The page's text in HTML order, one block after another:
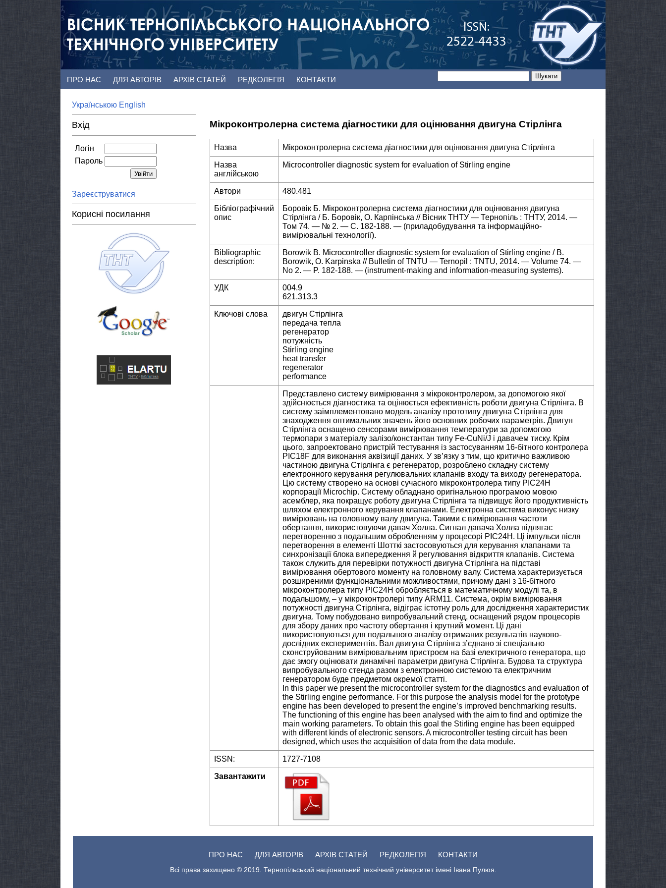
ПРО НАС ДЛЯ АВТОРІВ АРХІВ СТАТЕЙ РЕДКОЛЕГІЯ КОНТАКТИ
Українською English
Вхід
Логін
Пароль
Зареєструватися
Корисні посилання
Мікроконтролерна система діагностики для оцінювання двигуна Стірлінга
Назва Мікроконтролерна система діагностики для оцінювання двигуна Стірлінга
Назва
англійською
Microcontroller diagnostic system for evaluation of Stirling engine
Автори 480.481
Бібліографічний
опис
Боровік Б. Мікроконтролерна система діагностики для оцінювання двигуна
Стірлінга / Б. Боровік, О. Карпінська // Вісник ТНТУ — Тернопіль : ТНТУ, 2014. —
Том 74. — № 2. — С. 182-188. — (приладобудування та інформаційно-
вимірювальні технології).
Bibliographic
description:
Borowik B. Microcontroller diagnostic system for evaluation of Stirling engine / B.
Borowik, O. Karpinska // Bulletin of TNTU — Ternopil : TNTU, 2014. — Volume 74. —
No 2. — P. 182-188. — (instrument-making and information-measuring systems).
УДК
004.9
621.313.3
Ключові слова
двигун Стірлінга
передача тепла
регенератор
потужність
Stirling engine
heat transfer
regenerator
performance
Представлено систему вимірювання з мікроконтролером, за допомогою якої
здійснюється діагностика та оцінюється ефективність роботи двигуна Стірлінга. В
систему заімплементовано модель аналізу прототипу двигуна Стірлінга для
знаходження оптимальних значень його основних робочих параметрів. Двигун
Стірлінга оснащено сенсорами вимірювання температури за допомогою
термопари з матеріалу залізо/константан типу Fe-CuNi/J і давачем тиску. Крім
цього, запроектовано пристрій тестування із застосуванням 16-бітного контролера
PIC18F для виконання аквізиції даних. У зв’язку з тим, що критично важливою
частиною двигуна Стірлінга є регенератор, розроблено складну систему
електронного керування регулювальних клапанів входу та виходу регенератора.
Цю систему створено на основі сучасного мікроконтролера типу PIC24H
корпорації Microchip. Систему обладнано оригінальною програмою мовою
асемблер, яка покращує роботу двигуна Стірлінга та підвищує його продуктивність
шляхом електронного керування клапанами. Електронна система виконує низку
вимірювань на головному валу двигуна. Такими є вимірювання частоти
обертання, використовуючи давач Холла. Сигнал давача Холла підлягає
перетворенню з подальшим обробленням у процесорі PIC24H. Ці імпульси після
перетворення в елементі Шотткі застосовуються для керування клапанами та
синхронізації блока випередження й регулювання відкриття клапанів. Система
також служить для перевірки потужності двигуна Стірлінга на підставі
вимірювання обертового моменту на головному валу. Система характеризується
розширеними функціональними можливостями, причому дані з 16-бітного
мікроконтролера типу PIC24H обробляється в математичному модулі та, в
подальшому, – у мікроконтролері типу ARM11. Система, окрім вимірювання
потужності двигуна Стірлінга, відіграє істотну роль для дослідження характеристик
двигуна. Тому побудовано випробувальний стенд, оснащений рядом процесорів
для збору даних про частоту обертання і крутний момент. Ці дані
використовуються для подальшого аналізу отриманих результатів науково-
дослідних експериментів. Вал двигуна Стірлінга з’єднано зі спеціально
сконструйованим вимірювальним пристроєм на базі електричного генератора, що
дає змогу оцінювати динамічні параметри двигуна Стірлінга. Будова та структура
випробувального стенда разом з електронною системою та електричним
генератором буде предметом окремої статті.
In this paper we present the microcontroller system for the diagnostics and evaluation of
the Stirling engine performance. For this purpose the analysis model for the prototype
engine has been developed to present the engine’s improved benchmarking results.
The functioning of this engine has been analysed with the aim to find and optimize the
main working parameters. To obtain this goal the Stirling engine has been equipped
with different kinds of electronic sensors. A microcontroller testing circuit has been
designed, which uses the acquisition of data from the data module.
ISSN: 1727-7108
Завантажити
ПРО НАС ДЛЯ АВТОРІВ АРХІВ СТАТЕЙ РЕДКОЛЕГІЯ КОНТАКТИ
Всі права захищено © 2019. Тернопільський національний технічний університет імені Івана Пулюя.